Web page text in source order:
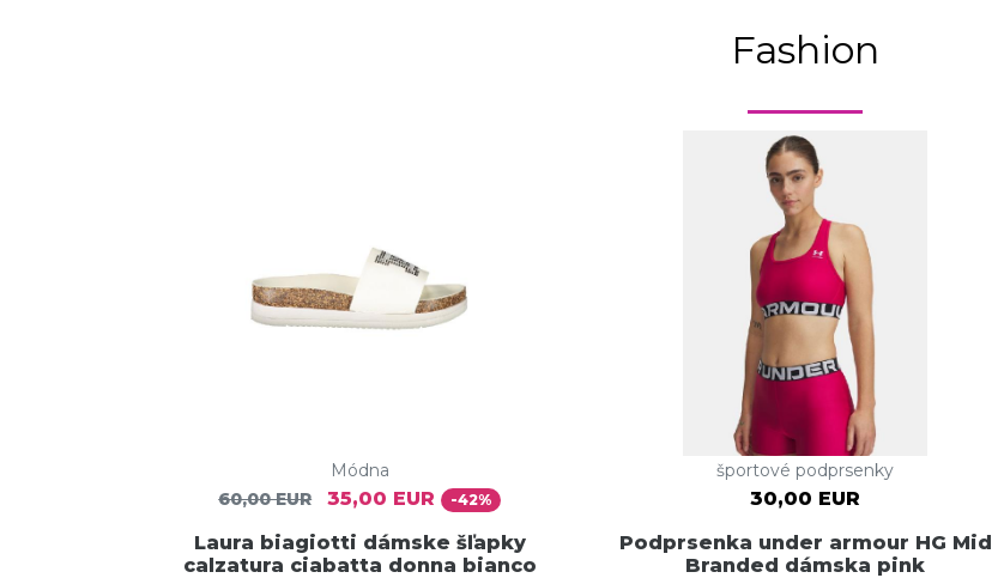
Fashion
Módna
60,00 EUR
35,00 EUR -42%
Laura biagiotti dámske šľapky
calzatura ciabatta donna bianco
športové podprsenky
30,00 EUR
Podprsenka under armour HG Mid
Branded dámska pink